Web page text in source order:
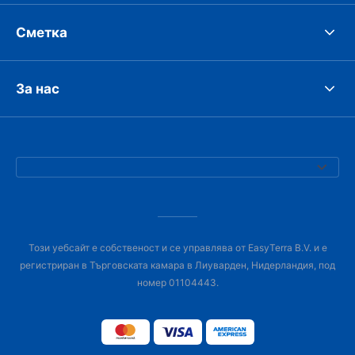
Сметка
За нас
Този уебсайт е собственост и се управлява от EasyTerra B.V. и е
регистриран в Търговската камара в Лиуварден, Нидерландия, под
номер 01104443.